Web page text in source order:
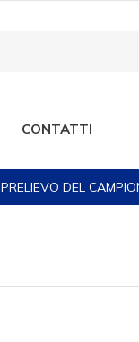
CONTATTI
PRELIEVO DEL